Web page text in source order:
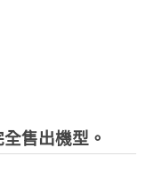
售出機型。